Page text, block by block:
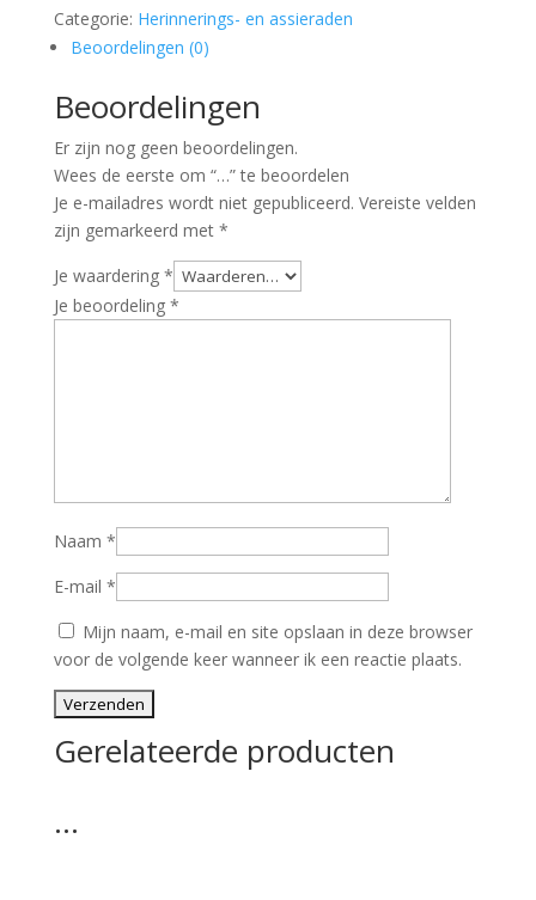
Categorie: Herinnerings- en assieraden
Beoordelingen (0)
Beoordelingen
Er zijn nog geen beoordelingen.
Wees de eerste om “…” te beoordelen
Je e-mailadres wordt niet gepubliceerd. Vereiste velden
zijn gemarkeerd met *
Je waardering *
Je beoordeling *
Naam *
E-mail *
Mijn naam, e-mail en site opslaan in deze browser
voor de volgende keer wanneer ik een reactie plaats.
Gerelateerde producten
…